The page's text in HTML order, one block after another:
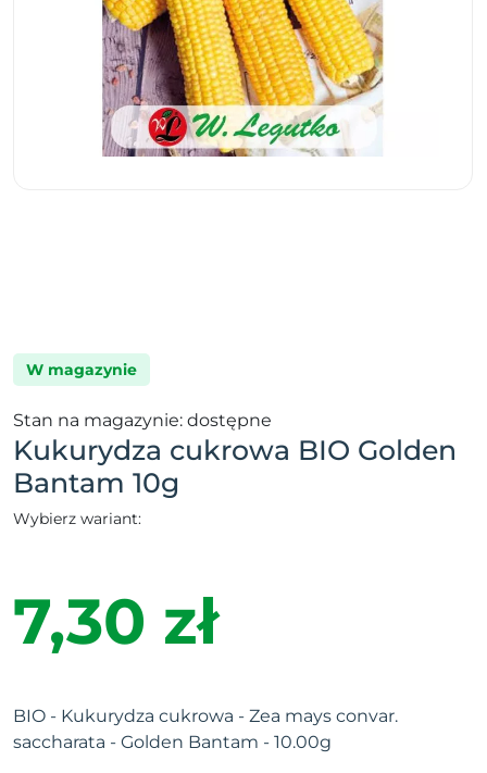
W magazynie
Stan na magazynie: dostępne
Kukurydza cukrowa BIO Golden
Bantam 10g
Wybierz wariant:
7,30 zł
BIO - Kukurydza cukrowa - Zea mays convar.
saccharata - Golden Bantam - 10.00g